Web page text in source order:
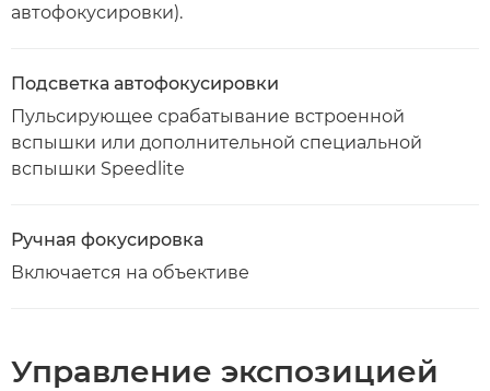
автофокусировки).
Подсветка автофокусировки
Пульсирующее срабатывание встроенной
вспышки или дополнительной специальной
вспышки Speedlite
Ручная фокусировка
Включается на объективе
Управление экспозицией